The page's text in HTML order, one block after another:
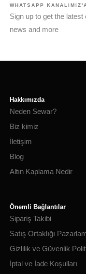
WHATSAPP
Sign up to get the
news and more
Hakkımızda
Neden Sewar?
Biz kimiz
İletişim
Blog
Altın Kaplama Nedir
Önemli Bağlantılar
Sipariş Takibi
Satış Ortaklığı
Gizlilik ve Güvenlik
İptal ve İade Koşulları